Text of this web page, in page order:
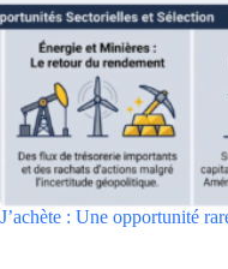
J’achète : Une opportunité